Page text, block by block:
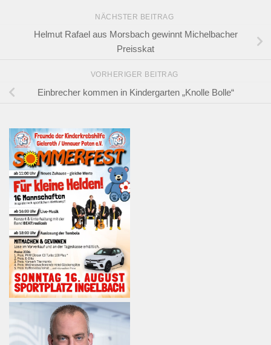
NÄCHSTER BEITRAG
Helmut Rafael aus Morsbach gewinnt Michelbacher
Preisskat
VORHERIGER BEITRAG
Einbrecher kommen in Kindergarten „Knolle Bolle“